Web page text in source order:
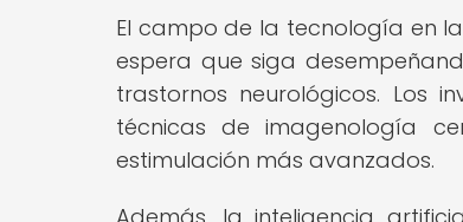
El campo de la tecnología en
espera que siga
trastornos neurológicos. Los
técnicas de imagenología
estimulación más avanzados.